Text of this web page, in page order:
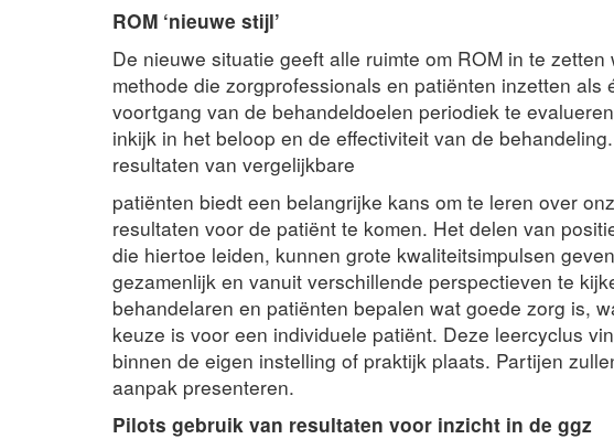
ROM ‘nieuwe stijl’
De nieuwe situatie geeft alle ruimte om ROM in te
methode die zorgprofessionals en patiënten inzetten als
voortgang van de behandeldoelen periodiek te
inkijk in het beloop en de effectiviteit van de
resultaten van vergelijkbare
patiënten biedt een belangrijke kans om te leren over
resultaten voor de patiënt te komen. Het delen van
die hiertoe leiden, kunnen grote kwaliteitsimpulsen
gezamenlijk en vanuit verschillende perspectieven te
behandelaren en patiënten bepalen wat goede zorg is,
keuze is voor een individuele patiënt. Deze leercyclus
binnen de eigen instelling of praktijk plaats. Partijen
aanpak presenteren.
Pilots gebruik van resultaten voor inzicht in de ggz